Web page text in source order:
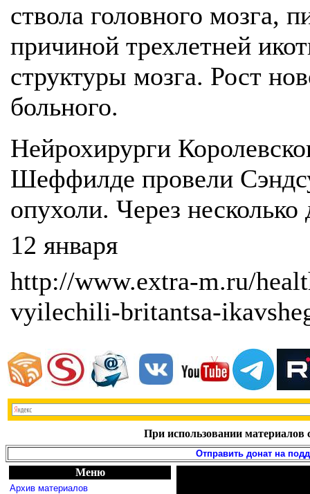
ствола головного мозга,
причиной трехлетней
структуры мозга. Рост
больного.
Нейрохирурги
Шеффилде провели
опухоли. Через
12 января
http://www.extra-m.ru/
vyilechili-britantsa-
При использовании материалов
Отправить донат на
Меню
Архив материалов